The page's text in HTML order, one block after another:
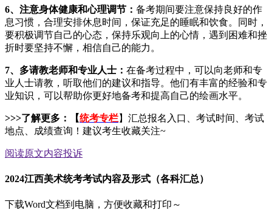
6、注意身体健康和心理调节： 备考期间要注意保持良好的作
息习惯，合理安排休息时间，保证充足的睡眠和饮食。同时，
要积极调节自己的心态，保持乐观向上的心情，遇到困难和挫
折时要坚持不懈，相信自己的能力。
7、多请教老师和专业人士： 在备考过程中，可以向老师和专
业人士请教，听取他们的建议和指导。他们有丰富的经验和专
业知识，可以帮助你更好地备考和提高自己的绘画水平。
>>>了解更多：【统考专栏】汇总报名入口、考试时间、考试
地点、成绩查询！建议考生收藏关注~
阅读原文内容投诉
2024江西美术统考考试内容及形式（各科汇总）
下载Word文档到电脑，方便收藏和打印～